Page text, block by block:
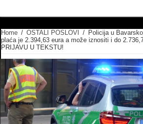
Home / OSTALI POSLOVI / Policija u
plaća je 2.394,63 eura a može iznositi i do
PRIJAVU U TEKSTU!